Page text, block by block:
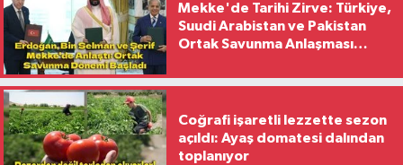
Mekke'de Tarihi Zirve: Türkiye,
Suudi Arabistan ve Pakistan
Ortak Savunma Anlaşması
Coğrafi işaretli lezzette sezon
açıldı: Ayaş domatesi dalından
toplanıyor